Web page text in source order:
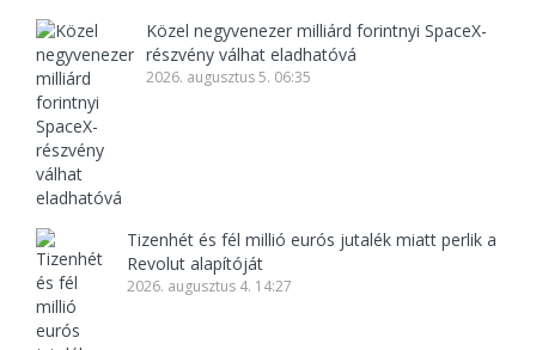
Közel negyvenezer milliárd forintnyi SpaceX-
részvény válhat eladhatóvá
2026. augusztus 5. 06:35
Tizenhét és fél millió eurós jutalék miatt perlik a
Revolut alapítóját
2026. augusztus 4. 14:27